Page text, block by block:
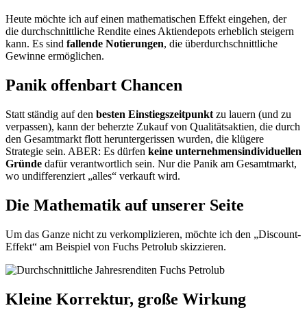
Heute möchte ich auf einen mathematischen Effekt eingehen, der
die durchschnittliche Rendite eines Aktiendepots erheblich steigern
kann. Es sind fallende Notierungen, die überdurchschnittliche
Gewinne ermöglichen.
Panik offenbart Chancen
Statt ständig auf den besten Einstiegszeitpunkt zu lauern (und zu
verpassen), kann der beherzte Zukauf von Qualitätsaktien, die durch
den Gesamtmarkt flott heruntergerissen wurden, die klügere
Strategie sein. ABER: Es dürfen keine unternehmensindividuellen
Gründe dafür verantwortlich sein. Nur die Panik am Gesamtmarkt,
wo undifferenziert „alles“ verkauft wird.
Die Mathematik auf unserer Seite
Um das Ganze nicht zu verkomplizieren, möchte ich den „Discount-
Effekt“ am Beispiel von Fuchs Petrolub skizzieren.
Kleine Korrektur, große Wirkung